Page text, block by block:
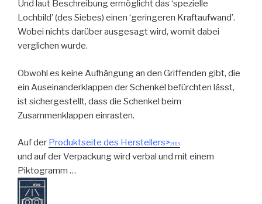
Und laut Beschreibung ermöglicht das ‘spezielle
Lochbild’ (des Siebes) einen ‘geringeren Kraftaufwand’.
Wobei nichts darüber ausgesagt wird, womit dabei
verglichen wurde.
Obwohl es keine Aufhängung an den Griffenden gibt, die
ein Auseinanderklappen der Schenkel befürchten lässt,
ist sichergestellt, dass die Schenkel beim
Zusammenklappen einrasten.
Auf der Produktseite des Herstellers>2019
und auf der Verpackung wird verbal und mit einem
Piktogramm …